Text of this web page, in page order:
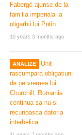
10 years 3 months ago
ANALIZE